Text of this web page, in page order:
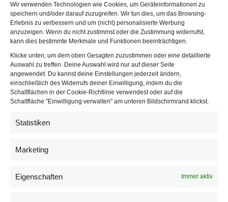
Wir verwenden Technologien wie Cookies, um Geräteinformationen zu
speichern und/oder darauf zuzugreifen. Wir tun dies, um das Browsing-
Erlebnis zu verbessern und um (nicht) personalisierte Werbung
anzuzeigen. Wenn du nicht zustimmst oder die Zustimmung widerrufst,
kann dies bestimmte Merkmale und Funktionen beeinträchtigen.
Klicke unten, um dem oben Gesagten zuzustimmen oder eine detaillierte
Auswahl zu treffen. Deine Auswahl wird nur auf dieser Seite
angewendet. Du kannst deine Einstellungen jederzeit ändern,
einschließlich des Widerrufs deiner Einwilligung, indem du die
Schaltflächen in der Cookie-Richtlinie verwendest oder auf die
Schaltfläche "Einwilligung verwalten" am unteren Bildschirmrand klickst.
Statistiken
Marketing
Eigenschaften Immer aktiv
Matura, verbunden mit einem hohen sportlichen Aspekt, ist
mehr als eine Schule: SchülerInnen übernehmen
Verantwortung, lernen Führungskompetenz- und
Sicherheitsmanagement, leben Kameradschaft und
eigenen sich ein Wissen an, das ein Leben lang bleibt. Es
ist eine einzigartige praxisbezogene Vorbereitung für das
laufend an Bedeutung gewinnende Arbeitsfeld der
verbunden ist“, freut sich Stephan Chavanne, der Leiter